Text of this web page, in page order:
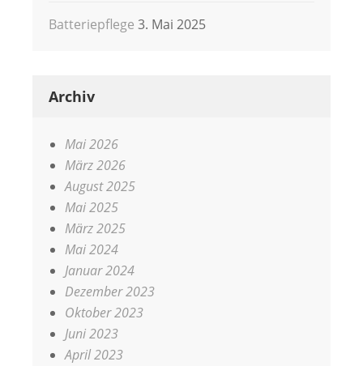
Batteriepflege 3. Mai 2025
Archiv
Mai 2026
März 2026
August 2025
Mai 2025
März 2025
Mai 2024
Januar 2024
Dezember 2023
Oktober 2023
Juni 2023
April 2023